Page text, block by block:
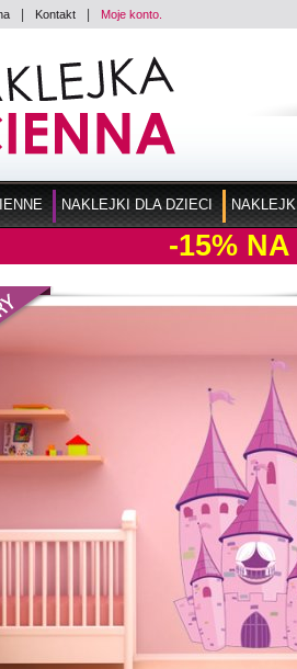
Kontakt Moje konto.
NAKLEJKI DLA DZIECI
-15% NA